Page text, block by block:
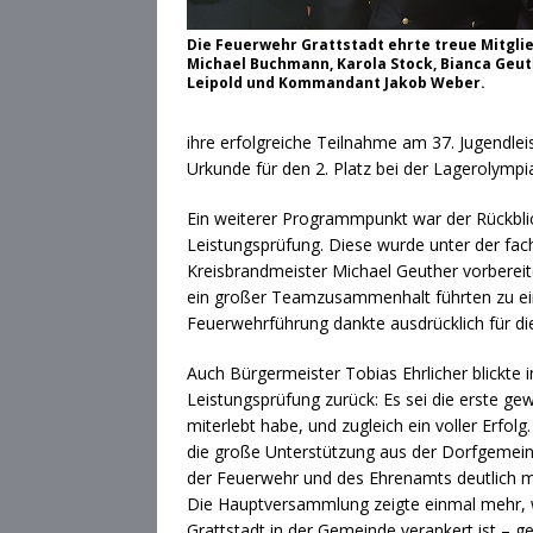
Die Feuerwehr Grattstadt ehrte treue
Michael Buchmann, Karola Stock, Bianca
Leipold und Kommandant Jakob Weber.
ihre erfolgreiche Teilnahme am 37.
Urkunde für den 2. Platz bei der
Ein weiterer Programmpunkt war der
Leistungsprüfung. Diese wurde unter der
Kreisbrandmeister Michael Geuther
ein großer Teamzusammenhalt führten zu
Feuerwehrführung dankte ausdrücklich für
Auch Bürgermeister Tobias Ehrlicher blickte
Leistungsprüfung zurück: Es sei die erste
miterlebt habe, und zugleich ein voller
die große Unterstützung aus der
der Feuerwehr und des Ehrenamts deutlich
Die Hauptversammlung zeigte einmal